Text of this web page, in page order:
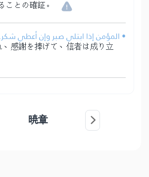
ことの確証。
• المؤمن إذا ابتلي صبر وإن أعطي شكر.
感謝を捧げて、信者は成り立
暁章